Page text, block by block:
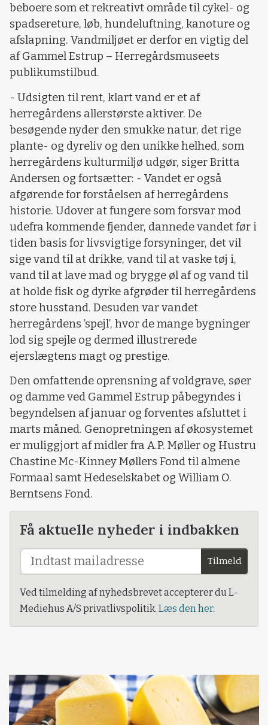
beboere som et rekreativt område til cykel- og
spadsereture, løb, hundeluftning, kanoture og
afslapning. Vandmiljøet er derfor en vigtig del
af Gammel Estrup – Herregårdsmuseets
publikumstilbud.
- Udsigten til rent, klart vand er et af
herregårdens allerstørste aktiver. De
besøgende nyder den smukke natur, det rige
plante- og dyreliv og den unikke helhed, som
herregårdens kulturmiljø udgør, siger Britta
Andersen og fortsætter: - Vandet er også
afgørende for forståelsen af herregårdens
historie. Udover at fungere som forsvar mod
udefra kommende fjender, dannede vandet før i
tiden basis for livsvigtige forsyninger, det vil
sige vand til at drikke, vand til at vaske tøj i,
vand til at lave mad og brygge øl af og vand til
at holde fisk og dyrke afgrøder til herregårdens
store husstand. Desuden var vandet
herregårdens ’spejl’, hvor de mange bygninger
lod sig spejle og dermed illustrerede
ejerslægtens magt og prestige.
Den omfattende oprensning af voldgrave, søer
og damme ved Gammel Estrup påbegyndes i
begyndelsen af januar og forventes afsluttet i
marts måned. Genopretningen af økosystemet
er muliggjort af midler fra A.P. Møller og Hustru
Chastine Mc-Kinney Møllers Fond til almene
Formaal samt Hedeselskabet og William O.
Berntsens Fond.
Få aktuelle nyheder i indbakken
Tilmeld
Ved tilmelding af nyhedsbrevet accepterer du L-
Mediehus A/S privatlivspolitik. Læs den her.